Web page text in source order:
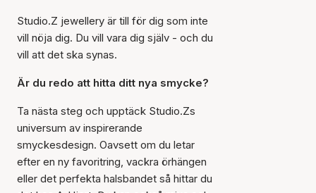
Studio.Z jewellery är till för dig som inte
vill nöja dig. Du vill vara dig själv - och du
vill att det ska synas.
Är du redo att hitta ditt nya smycke?
Ta nästa steg och upptäck Studio.Zs
universum av inspirerande
smyckesdesign. Oavsett om du letar
efter en ny favoritring, vackra örhängen
eller det perfekta halsbandet så hittar du